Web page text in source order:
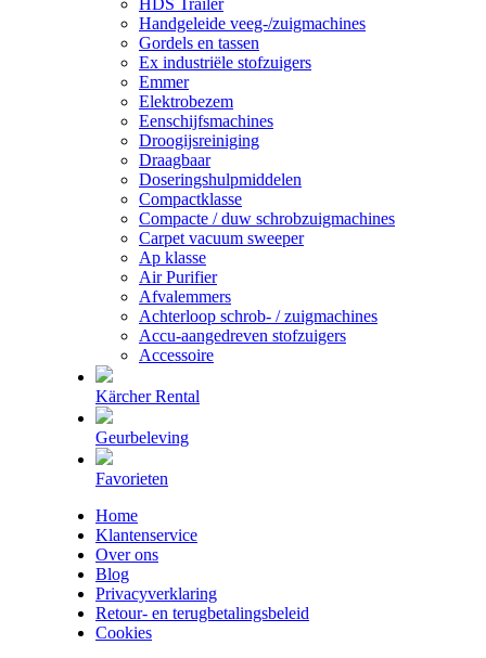
Handgeleide veeg-/zuigmachines
Gordels en tassen
Ex industriële stofzuigers
Emmer
Elektrobezem
Eenschijfsmachines
Droogijsreiniging
Draagbaar
Doseringshulpmiddelen
Compactklasse
Compacte / duw schrobzuigmachines
Carpet vacuum sweeper
Ap klasse
Air Purifier
Afvalemmers
Achterloop schrob- / zuigmachines
Accu-aangedreven stofzuigers
Accessoire
Kärcher Rental
Geurbeleving
Favorieten
Home
Klantenservice
Over ons
Blog
Privacyverklaring
Retour- en terugbetalingsbeleid
Cookies